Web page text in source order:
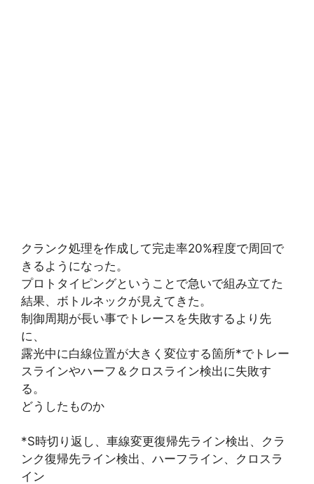
クランク処理を作成して完走率20%程度で周回で
きるようになった。
プロトタイピングということで急いで組み立てた
結果、ボトルネックが見えてきた。
制御周期が長い事でトレースを失敗するより先
に、
露光中に白線位置が大きく変位する箇所*でトレー
スラインやハーフ＆クロスライン検出に失敗す
る。
どうしたものか
*S時切り返し、車線変更復帰先ライン検出、クラ
ンク復帰先ライン検出、ハーフライン、クロスラ
イン